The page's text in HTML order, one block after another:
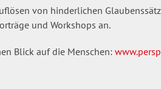
von hinderlichen
und Workshops an.
Blick auf die Menschen: